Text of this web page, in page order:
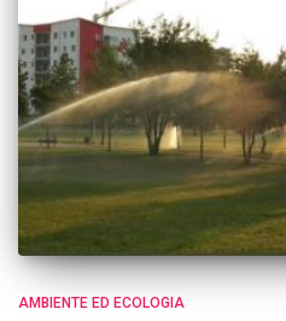
AMBIENTE ED ECOLOGIA